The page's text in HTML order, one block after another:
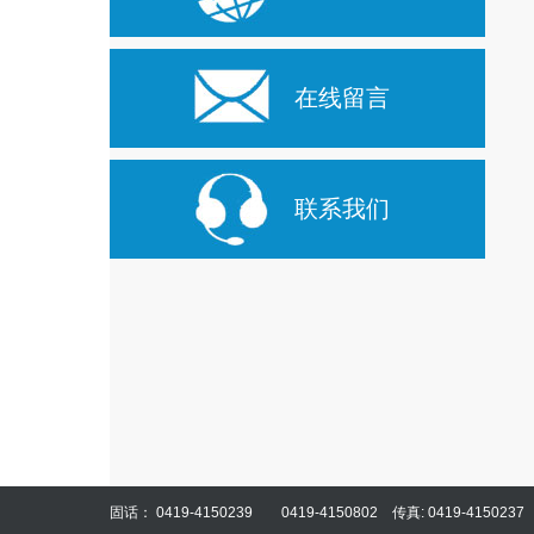
在线留言
联系我们
固话： 0419-4150239 0419-4150802 传真: 0419-4150237